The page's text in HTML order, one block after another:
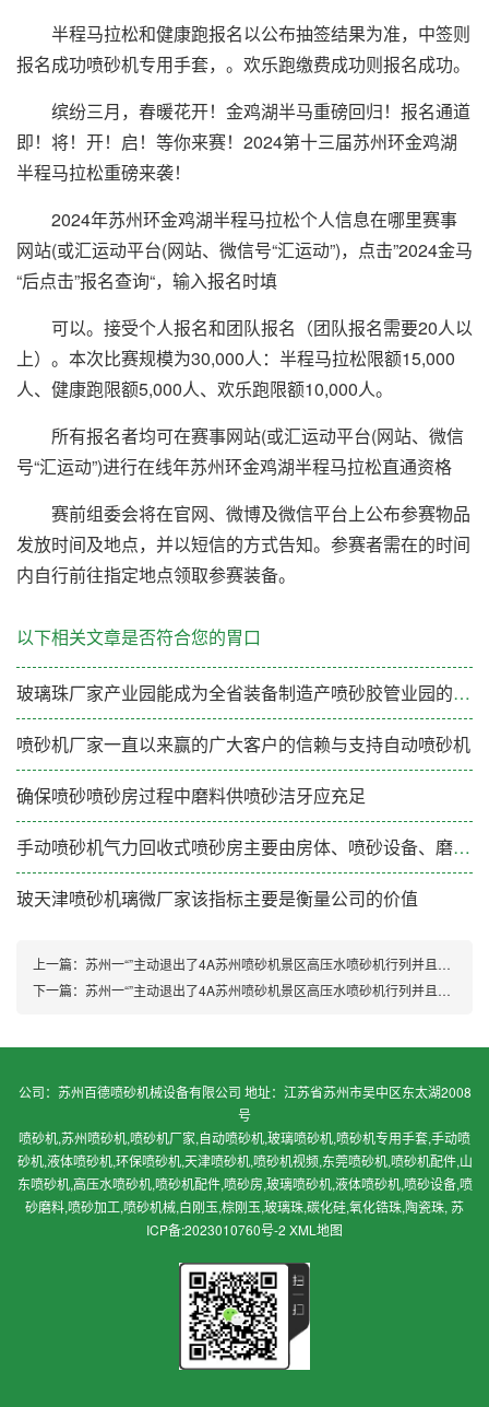
半程马拉松和健康跑报名以公布抽签结果为准，中签则
报名成功喷砂机专用手套，。欢乐跑缴费成功则报名成功。
缤纷三月，春暖花开！金鸡湖半马重磅回归！报名通道
即！将！开！启！等你来赛！2024第十三届苏州环金鸡湖
半程马拉松重磅来袭！
2024年苏州环金鸡湖半程马拉松个人信息在哪里赛事
网站(或汇运动平台(网站、微信号“汇运动”)，点击”2024金马
“后点击”报名查询“，输入报名时填
可以。接受个人报名和团队报名（团队报名需要20人以
上）。本次比赛规模为30,000人：半程马拉松限额15,000
人、健康跑限额5,000人、欢乐跑限额10,000人。
所有报名者均可在赛事网站(或汇运动平台(网站、微信
号“汇运动”)进行在线年苏州环金鸡湖半程马拉松直通资格
赛前组委会将在官网、微博及微信平台上公布参赛物品
发放时间及地点，并以短信的方式告知。参赛者需在的时间
内自行前往指定地点领取参赛装备。
以下相关文章是否符合您的胃口
玻璃珠厂家产业园能成为全省装备制造产喷砂胶管业园的标杆示范
喷砂机厂家一直以来赢的广大客户的信赖与支持自动喷砂机
确保喷砂喷砂房过程中磨料供喷砂洁牙应充足
手动喷砂机气力回收式喷砂房主要由房体、喷砂设备、磨料回收装置、通风除尘装置、磨料分选装置和电
玻天津喷砂机璃微厂家该指标主要是衡量公司的价值
上一篇： 苏州一“”主动退出了4A苏州喷砂机景区高压水喷砂机行列并且对游客停车免费
下一篇： 苏州一“”主动退出了4A苏州喷砂机景区高压水喷砂机行列并且对游客停车免费
公司：苏州百德喷砂机械设备有限公司 地址：江苏省苏州市吴中区东太湖2008
号
喷砂机,苏州喷砂机,喷砂机厂家,自动喷砂机,玻璃喷砂机,喷砂机专用手套,手动喷
砂机,液体喷砂机,环保喷砂机,天津喷砂机,喷砂机视频,东莞喷砂机,喷砂机配件,山
东喷砂机,高压水喷砂机,喷砂机配件,喷砂房,玻璃喷砂机,液体喷砂机,喷砂设备,喷
砂磨料,喷砂加工,喷砂机械,白刚玉,棕刚玉,玻璃珠,碳化硅,氧化锆珠,陶瓷珠, 苏
ICP备:2023010760号-2 XML地图